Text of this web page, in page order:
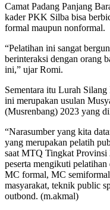
Camat Padang Panjang
kader PKK Silba bisa
formal maupun nonformal.
“Pelatihan ini sangat
berinteraksi dengan orang
ini,” ujar Romi.
Sementara itu Lurah
ini merupakan usulan
(Musrenbang) 2023 yang
“Narasumber yang kita
yang merupakan pelatih
saat MTQ Tingkat Provinsi
peserta mengikuti
MC formal, MC
masyarakat, teknik public
outbond. (m.akmal)